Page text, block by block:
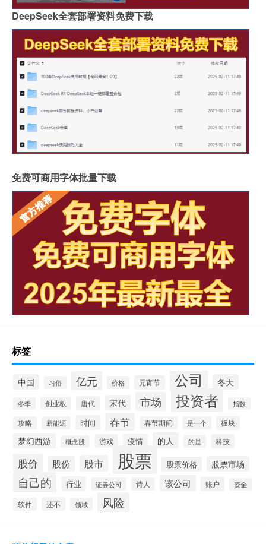
DeepSeek全套部署资料免费下载
免费可商用字体批量下载
标签
中国 习俗 亿元 价格 元宵节 公司 冬天
冬季 创业板 唐代 宋代 市场 投资者 指数
攻略 新能源 时间 春节 春节期间 是一个 板块
梦幻西游 概念股 游戏 疫情 的人 的是 科技
股价 股份 股市 股票 股票价格 股票市场
自己的 行业 证券公司 诗人 该公司 账户 资金
软件 还不 领域 风险